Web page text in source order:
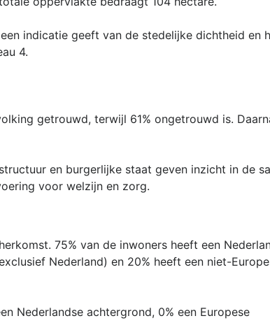
indicatie geeft van de stedelijke dichtheid en
4.
getrouwd, terwijl 61% ongetrouwd is.
en burgerlijke staat geven inzicht in de
voor welzijn en zorg.
75% van de inwoners heeft een
Nederland) en 20% heeft een niet-
Nederlandse achtergrond, 0% een Europese